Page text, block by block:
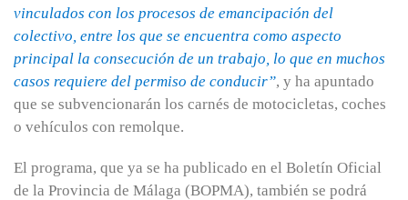
vinculados con los procesos de emancipación del
colectivo, entre los que se encuentra como aspecto
principal la consecución de un trabajo, lo que en muchos
casos requiere del permiso de conducir”, y ha apuntado
que se subvencionarán los carnés de motocicletas, coches
o vehículos con remolque.
El programa, que ya se ha publicado en el Boletín Oficial
de la Provincia de Málaga (BOPMA), también se podrá